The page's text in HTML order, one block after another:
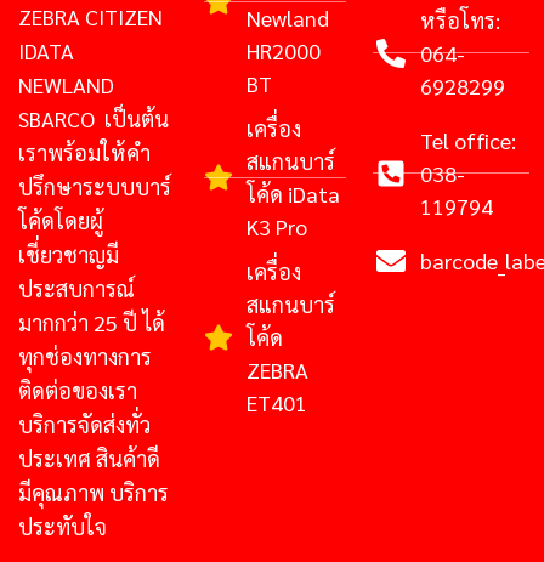
ZEBRA CITIZEN
IDATA
NEWLAND
SBARCO เป็นต้น
เราพร้อมให้คำ
ปรึกษาระบบบาร์
โค้ดโดยผู้
เชี่ยวชาญมี
ประสบการณ์
มากกว่า 25 ปี ได้
ทุกช่องทางการ
ติดต่อของเรา
บริการจัดส่งทั่ว
ประเทศ สินค้าดี
มีคุณภาพ บริการ
ประทับใจ
Newland
HR2000
BT
เครื่อง
สแกนบาร์
โค้ด iData
K3 Pro
เครื่อง
สแกนบาร์
โค้ด
ZEBRA
ET401
หรือโทร:
064-
6928299
Tel office:
038-
119794